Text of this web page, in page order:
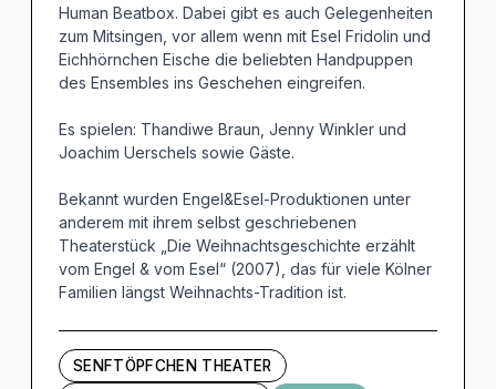
Human Beatbox. Dabei gibt es auch Gelegenheiten
zum Mitsingen, vor allem wenn mit Esel Fridolin und
Eichhörnchen Eische die beliebten Handpuppen
des Ensembles ins Geschehen eingreifen.
Es spielen: Thandiwe Braun, Jenny Winkler und
Joachim Uerschels sowie Gäste.
Bekannt wurden Engel&Esel-Produktionen unter
anderem mit ihrem selbst geschriebenen
Theaterstück „Die Weihnachtsgeschichte erzählt
vom Engel & vom Esel“ (2007), das für viele Kölner
Familien längst Weihnachts-Tradition ist.
SENFTÖPFCHEN THEATER